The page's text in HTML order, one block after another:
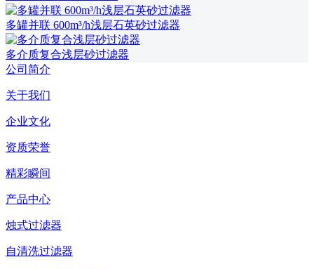
多罐并联 600m³/h浅层石英砂过滤器
多介质复合浅层砂过滤器
公司简介
关于我们
企业文化
资质荣誉
精彩瞬间
产品中心
烛式过滤器
自清洗过滤器